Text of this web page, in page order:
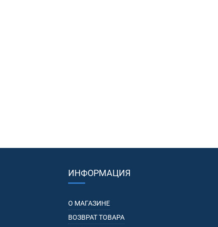
ИНФОРМАЦИЯ
О МАГАЗИНЕ
ВОЗВРАТ ТОВАРА